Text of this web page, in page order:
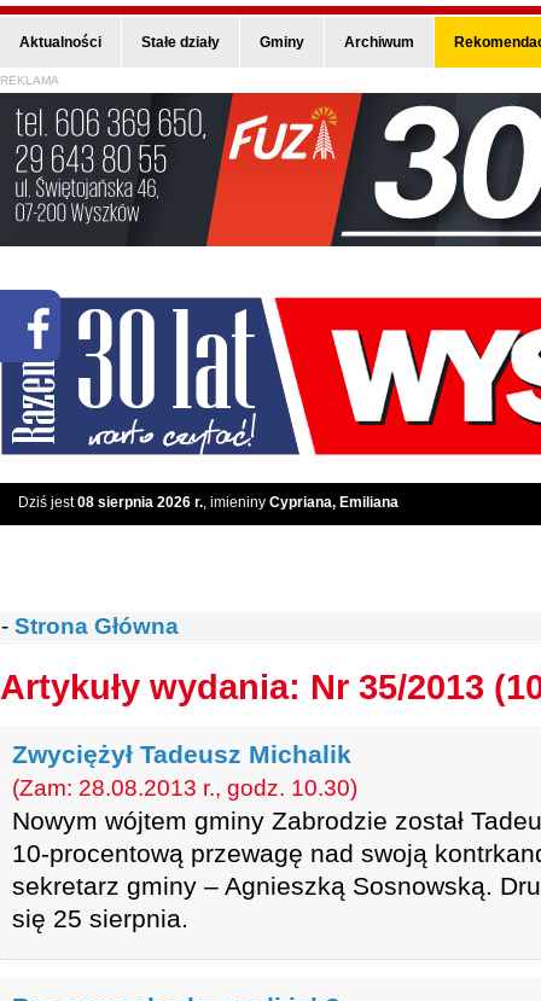
Aktualności Stałe działy Gminy Archiwum
REKLAMA
Dziś jest08 sierpnia 2026 r., imieniny Cypriana, Emiliana
- Strona Główna
Artykuły wydania: Nr 35/2013
Zwyciężył Tadeusz Michalik
(Zam: 28.08.2013 r., godz. 10.30)
Nowym wójtem gminy Zabrodzie został
10-procentową przewagę nad swoją
sekretarz gminy – Agnieszką Sosnowską.
się 25 sierpnia.